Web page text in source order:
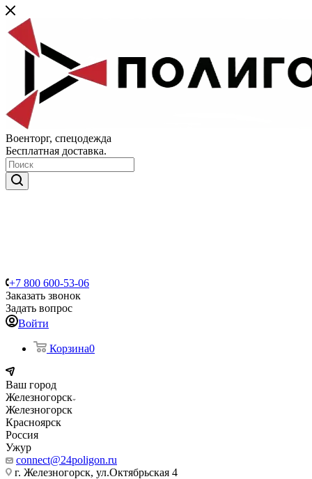
Военторг, спецодежда
Бесплатная доставка.
+7 800 600-53-06
Заказать звонок
Задать вопрос
Войти
Корзина0
Ваш город
Железногорск
Железногорск
Красноярск
Россия
Ужур
connect@24poligon.ru
г. Железногорск, ул.Октябрьская 4